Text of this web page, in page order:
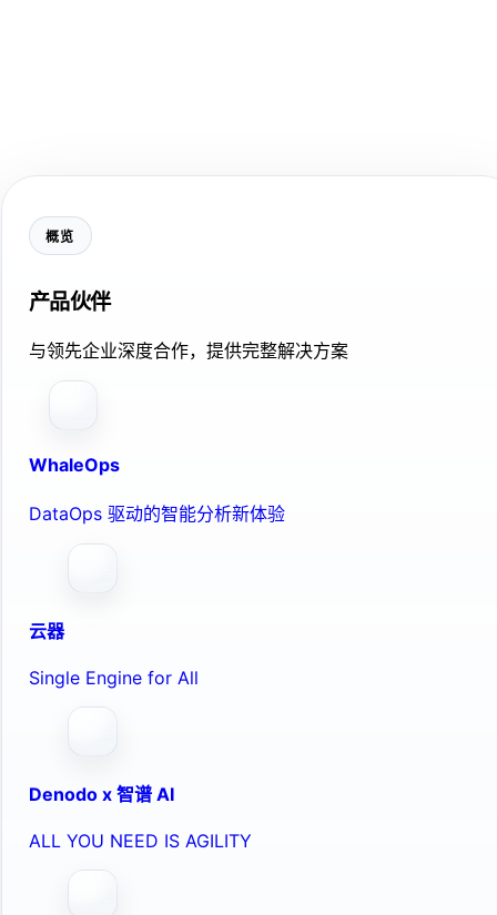
概览
产品伙伴
与领先企业深度合作，提供完整解决方案
WhaleOps
DataOps 驱动的智能分析新体验
云器
Single Engine for All
Denodo x 智谱 AI
ALL YOU NEED IS AGILITY